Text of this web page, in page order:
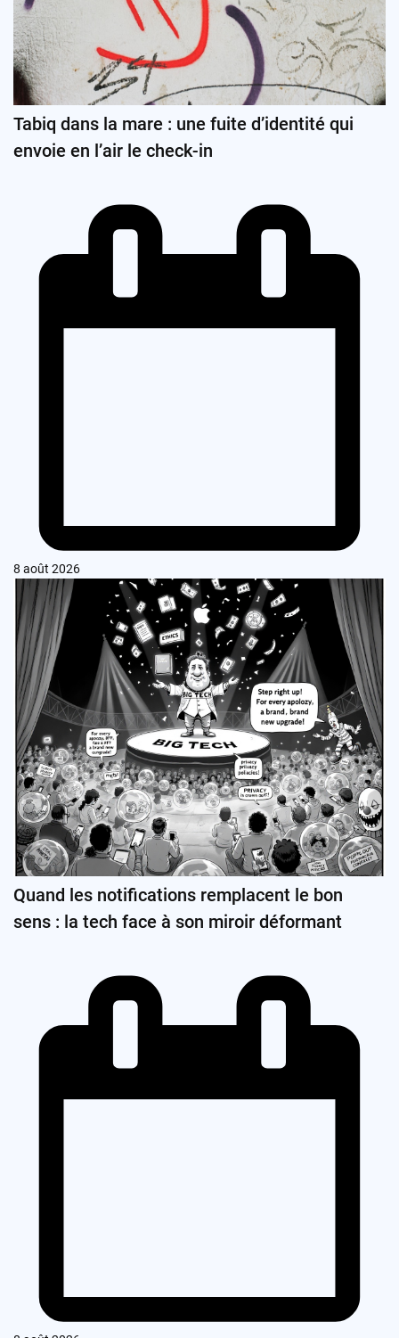
Tabiq dans la mare : une fuite d’identité qui
envoie en l’air le check-in
8 août 2026
Quand les notifications remplacent le bon
sens : la tech face à son miroir déformant